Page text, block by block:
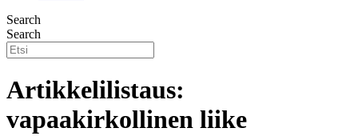
Search
Search
Artikkelilistaus:
vapaakirkollinen liike